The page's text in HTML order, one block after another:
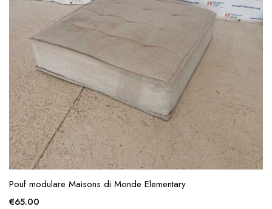
Pouf modulare Maisons di Monde Elementary
€65.00